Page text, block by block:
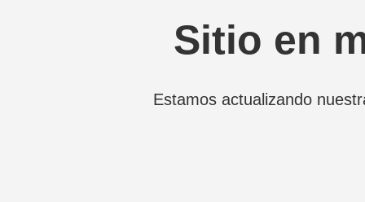
Sitio en
Estamos actualizando